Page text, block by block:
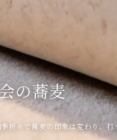
の蕎麦
折々で蕎麦の印象は変わり、